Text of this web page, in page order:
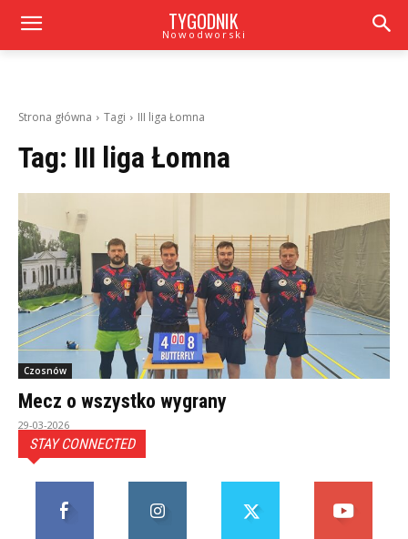
TYGODNIK
Nowodworski
Strona główna Tagi III liga Łomna
Tag: III liga Łomna
Czosnów
Mecz o wszystko wygrany
29-03-2026
STAY CONNECTED